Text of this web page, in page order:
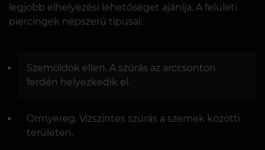
legjobb elhelyezési lehetőséget ajánlja. A felületi
piercingek népszerű típusai:
Szemöldök ellen. A szúrás az arccsonton
ferdén helyezkedik el.
Orrnyereg. Vízszintes szúrás a szemek közötti
területen.